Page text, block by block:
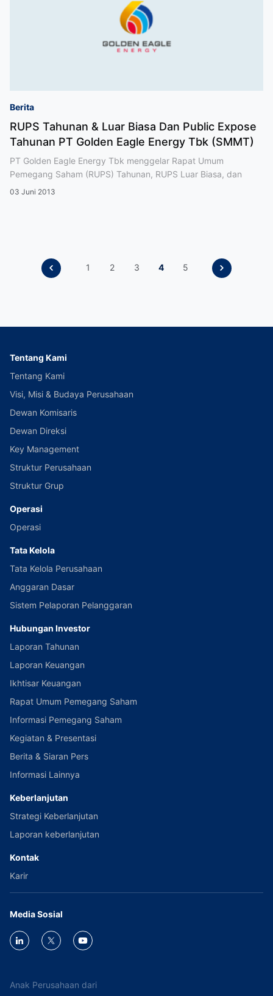
Berita
RUPS Tahunan & Luar Biasa Dan Public Expose
Tahunan PT Golden Eagle Energy Tbk (SMMT)
PT Golden Eagle Energy Tbk menggelar Rapat Umum
Pemegang Saham (RUPS) Tahunan, RUPS Luar Biasa, dan
03 Juni 2013
1 2 3 4 5
Tentang Kami
Tentang Kami
Visi, Misi & Budaya Perusahaan
Dewan Komisaris
Dewan Direksi
Key Management
Struktur Perusahaan
Struktur Grup
Operasi
Operasi
Tata Kelola
Tata Kelola Perusahaan
Anggaran Dasar
Sistem Pelaporan Pelanggaran
Hubungan Investor
Laporan Tahunan
Laporan Keuangan
Ikhtisar Keuangan
Rapat Umum Pemegang Saham
Informasi Pemegang Saham
Kegiatan & Presentasi
Berita & Siaran Pers
Informasi Lainnya
Keberlanjutan
Strategi Keberlanjutan
Laporan keberlanjutan
Kontak
Karir
Media Sosial
Anak Perusahaan dari